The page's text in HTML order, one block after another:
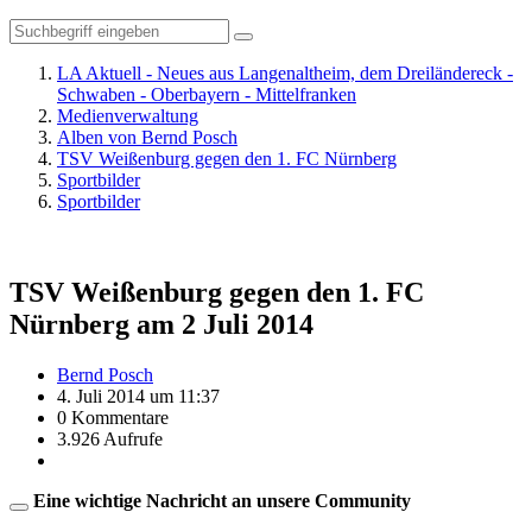
LA Aktuell - Neues aus Langenaltheim, dem Dreiländereck -
Schwaben - Oberbayern - Mittelfranken
Medienverwaltung
Alben von Bernd Posch
TSV Weißenburg gegen den 1. FC Nürnberg
Sportbilder
Sportbilder
TSV Weißenburg gegen den 1. FC
Nürnberg am 2 Juli 2014
Bernd Posch
4. Juli 2014 um 11:37
0 Kommentare
3.926 Aufrufe
Eine wichtige Nachricht an unsere Community